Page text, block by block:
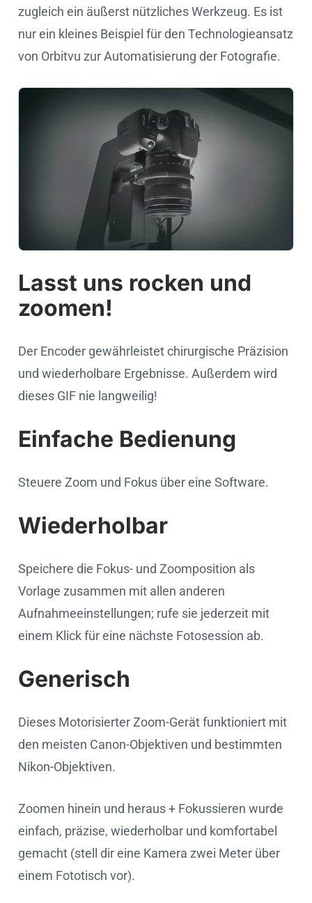
zugleich ein äußerst nützliches Werkzeug. Es ist
nur ein kleines Beispiel für den Technologieansatz
von Orbitvu zur Automatisierung der Fotografie.
Lasst uns rocken und
zoomen!
Der Encoder gewährleistet chirurgische Präzision
und wiederholbare Ergebnisse. Außerdem wird
dieses GIF nie langweilig!
Einfache Bedienung
Steuere Zoom und Fokus über eine Software.
Wiederholbar
Speichere die Fokus- und Zoomposition als
Vorlage zusammen mit allen anderen
Aufnahmeeinstellungen; rufe sie jederzeit mit
einem Klick für eine nächste Fotosession ab.
Generisch
Dieses Motorisierter Zoom-Gerät funktioniert mit
den meisten Canon-Objektiven und bestimmten
Nikon-Objektiven.
Zoomen hinein und heraus + Fokussieren wurde
einfach, präzise, wiederholbar und komfortabel
gemacht (stell dir eine Kamera zwei Meter über
einem Fototisch vor).